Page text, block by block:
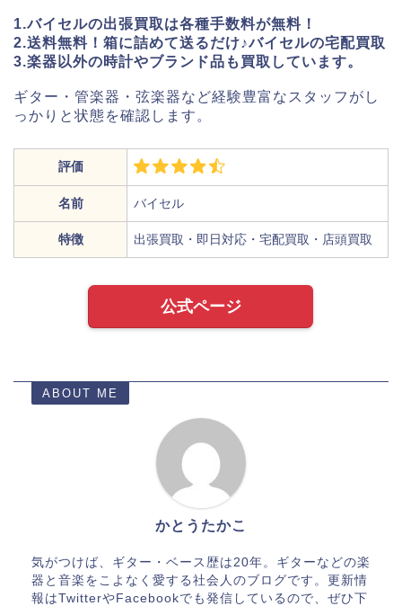
1.バイセルの出張買取は各種手数料が無料！
2.送料無料！箱に詰めて送るだけ♪バイセルの宅配買取
3.楽器以外の時計やブランド品も買取しています。
ギター・管楽器・弦楽器など経験豊富なスタッフがし
っかりと状態を確認します。
評価
名前 バイセル
特徴 出張買取・即日対応・宅配買取・店頭買取
公式ページ
ABOUT ME
かとうたかこ
気がつけば、ギター・ベース歴は20年。ギターなどの楽
器と音楽をこよなく愛する社会人のブログです。更新情
報はTwitterやFacebookでも発信しているので、ぜひ下